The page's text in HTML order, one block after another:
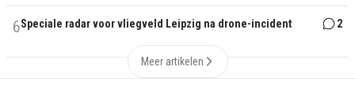
6Speciale radar voor vliegveld Leipzig na drone-incident 2
Meer artikelen